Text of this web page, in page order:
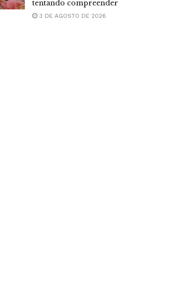
tentando compreender
3 DE AGOSTO DE 2026